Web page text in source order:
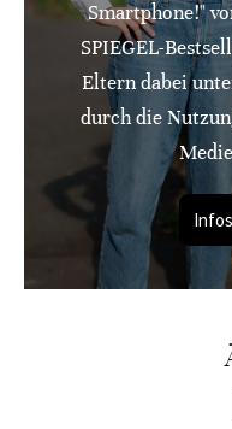
Smartphone!"
SPIEGEL-
Eltern dabei
durch die